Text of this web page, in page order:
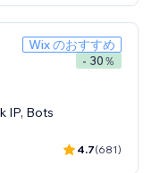
Wix のおすすめ
- 30％
IP, Bots
4.7(681)